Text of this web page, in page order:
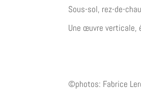
Sous-sol, rez-de-
Une œuvre verticale,
©photos: Fabrice